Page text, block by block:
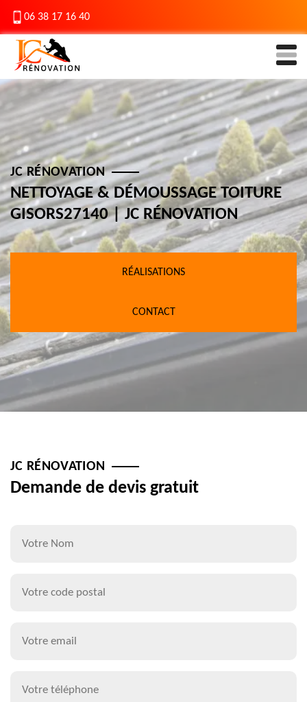
06 38 17 16 40
JC RÉNOVATION
NETTOYAGE & DÉMOUSSAGE TOITURE
GISORS27140 | JC RÉNOVATION
RÉALISATIONS
CONTACT
JC RÉNOVATION
Demande de devis gratuit